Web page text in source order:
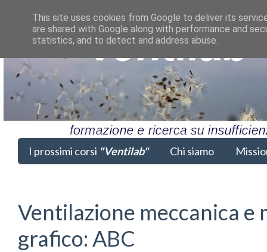
I prossimi corsi "Ventilab" Chi siamo
Ventilazione meccanica e
grafico: ABC
This site uses cookies from Google to deliver its
are shared with Google along with performance and
statistics, and to detect and address abuse.